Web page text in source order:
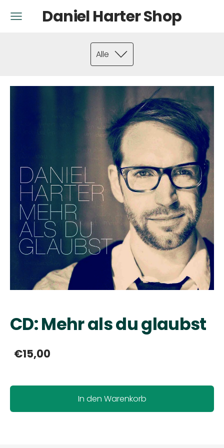
Daniel Harter Shop
Alle
CD: Mehr als du glaubst
€15,00
In den Warenkorb